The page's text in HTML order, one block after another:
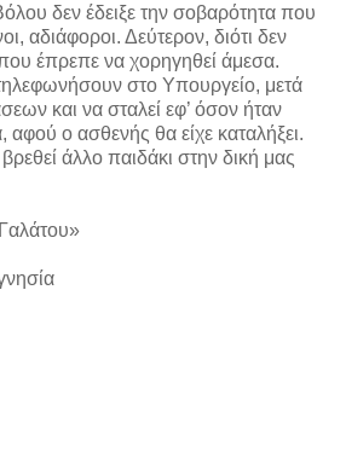
δεν έδειξε την σοβαρότητα που
αδιάφοροι. Δεύτερον, διότι δεν
έπρεπε να χορηγηθεί άμεσα.
στο Υπουργείο, μετά
και να σταλεί εφ’ όσον ήταν
αφού ο ασθενής θα είχε καταλήξει.
άλλο παιδάκι στην δική μας